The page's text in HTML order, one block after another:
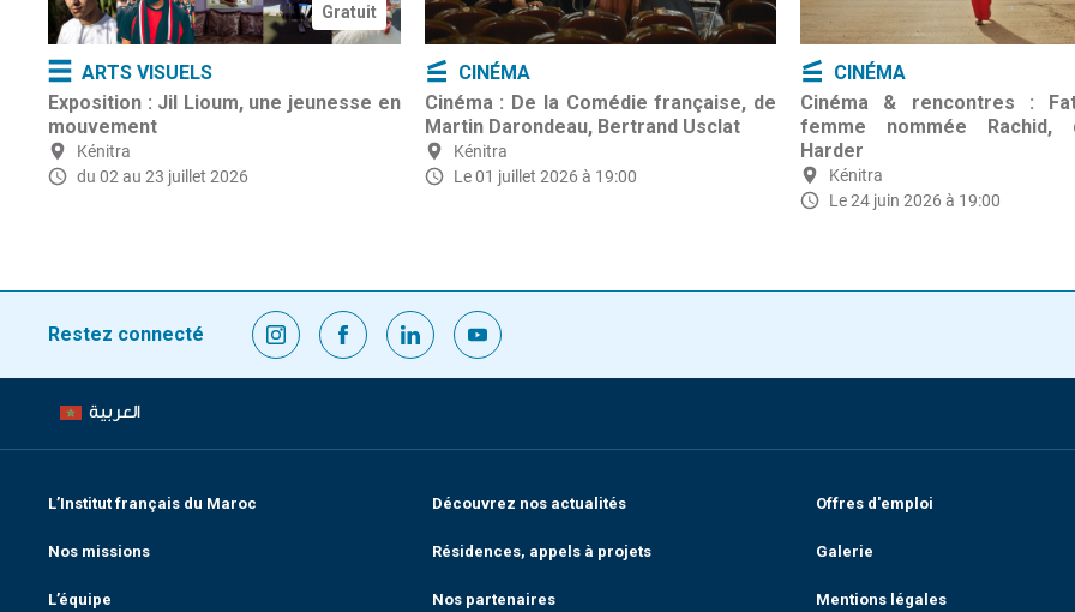
Gratuit
ARTS VISUELS
Exposition : Jil Lioum, une jeunesse en
mouvement
Kénitra
du 02 au 23 juillet 2026
CINÉMA
Cinéma : De la Comédie française, de
Martin Darondeau, Bertrand Usclat
Kénitra
Le 01 juillet 2026 à 19:00
CINÉMA
Cinéma & rencontres :
femme nommée Rachid,
Harder
Kénitra
Le 24 juin 2026 à 19:00
Restez connecté
العربية
L’Institut français du Maroc
Nos missions
L’équipe
Découvrez nos actualités
Résidences, appels à projets
Nos partenaires
Offres d'emploi
Galerie
Mentions légales